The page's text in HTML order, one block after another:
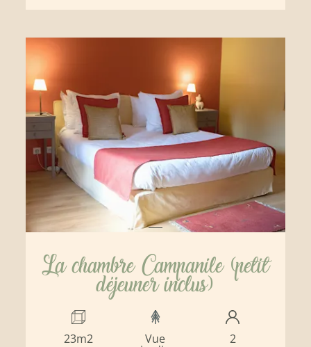
La chambre Campanile (petit
déjeuner inclus)
23m2 Vue 2